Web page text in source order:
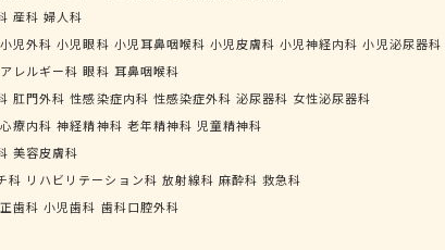
産科 婦人科
小児外科 小児眼科 小児耳鼻咽喉科 小児皮膚科 小児神経内科 小児泌尿器科
アレルギー科 眼科 耳鼻咽喉科
肛門外科 性感染症内科 性感染症外科 泌尿器科 女性泌尿器科
心療内科 神経精神科 老年精神科 児童精神科
美容皮膚科
科 リハビリテーション科 放射線科 麻酔科 救急科
歯科 小児歯科 歯科口腔外科